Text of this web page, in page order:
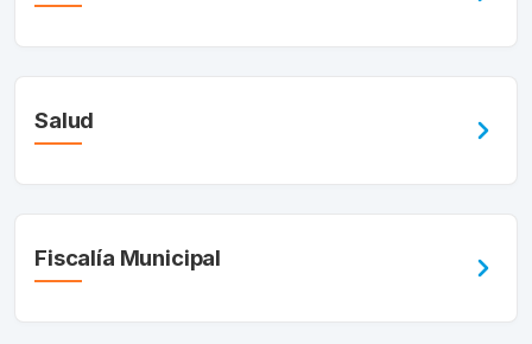
Salud
Fiscalía Municipal